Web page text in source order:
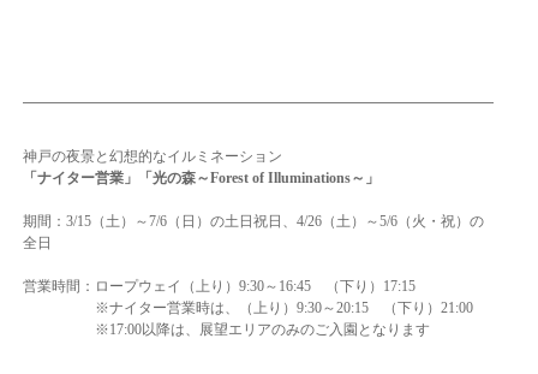
神戸の夜景と幻想的なイルミネーション
「ナイター営業」「光の森～Forest of Illuminations～」
期間：3/15（土）～7/6（日）の土日祝日、4/26（土）～5/6（火・祝）の
全日
営業時間：ロープウェイ（上り）9:30～16:45 （下り）17:15
※ナイター営業時は、（上り）9:30～20:15 （下り）21:00
※17:00以降は、展望エリアのみのご入園となります